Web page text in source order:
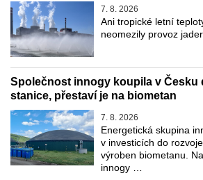
7. 8. 2026
Ani tropické letní
neomezily provoz
Společnost innogy koupila v Česku
stanice, přestaví je na biometan
7. 8. 2026
Energetická skupina
v investicích do
výroben biometanu.
innogy …